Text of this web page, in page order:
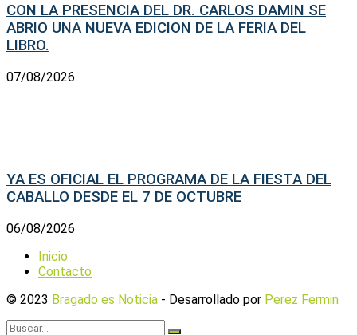
CON LA PRESENCIA DEL DR. CARLOS DAMIN SE
ABRIO UNA NUEVA EDICION DE LA FERIA DEL
LIBRO.
07/08/2026
YA ES OFICIAL EL PROGRAMA DE LA FIESTA DEL
CABALLO DESDE EL 7 DE OCTUBRE
06/08/2026
Inicio
Contacto
© 2023 Bragado es Noticia - Desarrollado por Perez Fermin